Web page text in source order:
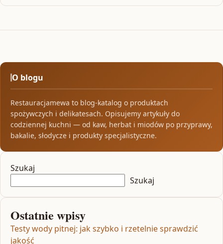
O blogu
Restauracjamewa to blog-katalog o produktach
spożywczych i delikatesach. Opisujemy artykuły do
codziennej kuchni — od kaw, herbat i miodów po przyprawy,
bakalie, słodycze i produkty specjalistyczne.
Szukaj
Szukaj
Ostatnie wpisy
Testy wody pitnej: jak szybko i rzetelnie sprawdzić
jakość